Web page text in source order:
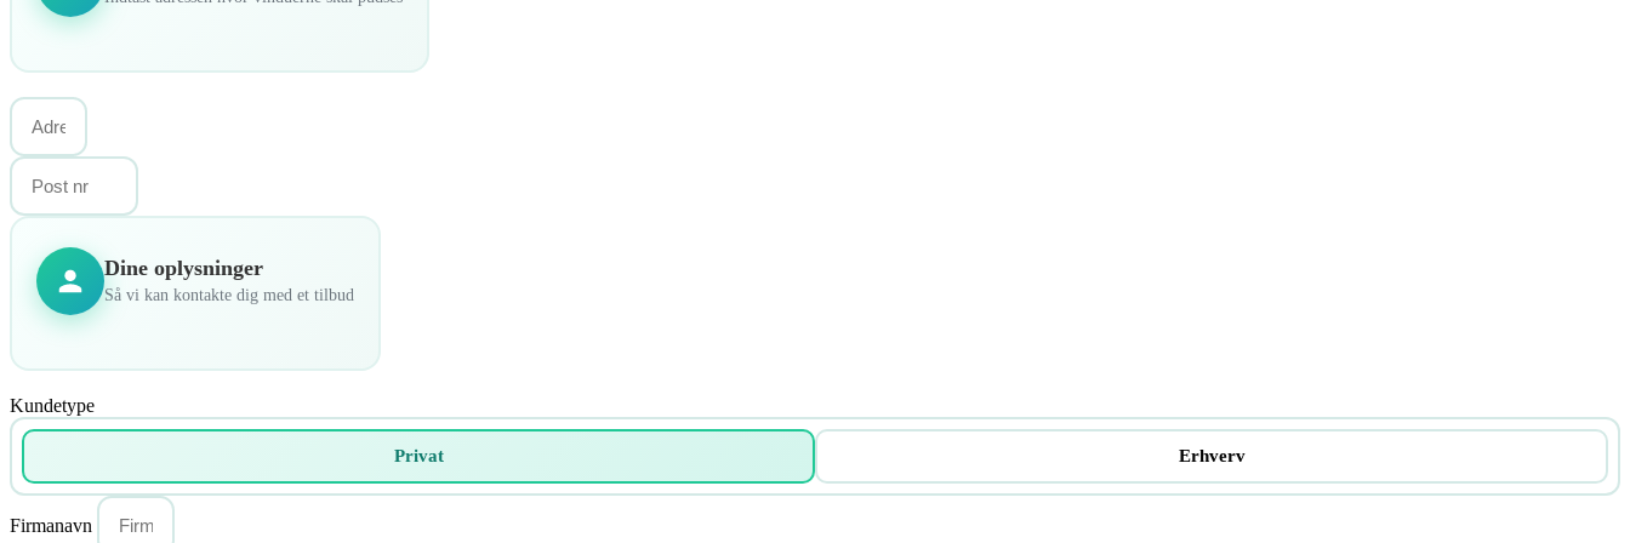
Dine oplysninger
Så vi kan kontakte dig med et tilbud
Kundetype
Privat Erhverv
Firmanavn